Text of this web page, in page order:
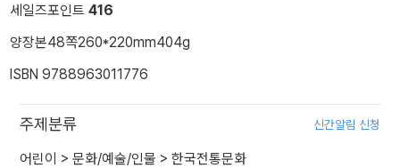
세일즈포인트 416
양장본48쪽260*220mm404g
ISBN 9788963011776
주제분류 신간알림 신청
어린이 > 문화/예술/인물 > 한국전통문화